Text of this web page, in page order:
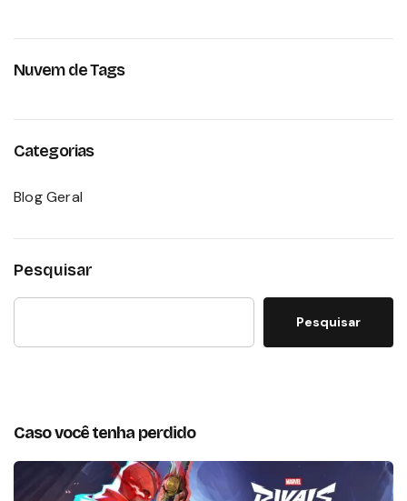
Nuvem de Tags
Categorias
Blog Geral
Pesquisar
Pesquisar
Caso você tenha perdido